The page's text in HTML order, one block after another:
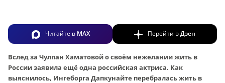
Читайте в MAX Перейти вДзен
Вслед за Чулпан Хаматовой о своём нежелании жить в
России заявила ещё одна российская актриса. Как
выяснилось, Ингеборга Дапкунайте перебралась жить в